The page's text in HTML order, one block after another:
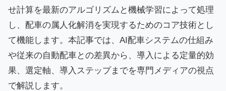
せ計算を最新のアルゴリズムと機械学習によって処理
し、配車の属人化解消を実現するためのコア技術とし
て機能します。本記事では、AI配車システムの仕組み
や従来の自動配車との差異から、導入による定量的効
果、選定軸、導入ステップまでを専門メディアの視点
で解説します。